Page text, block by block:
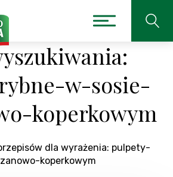
w-sosie-
koperkowym
dla wyrażenia: pulpety-
koperkowym